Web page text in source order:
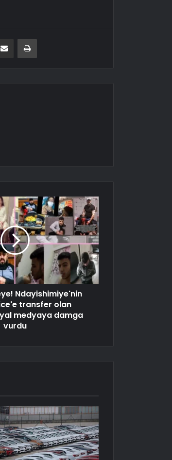
E-Posta ile paylaş Yazdır
Ndayishimiye'nin
transfer olan
medyaya damga
vurdu